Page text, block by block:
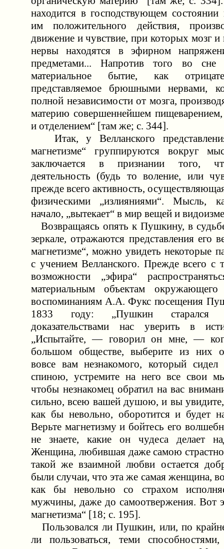
находится в господствующем состоянии
им положительного действия,
движение и чувствие, при которых мозг и
нервы находятся в эфирном
предметами... Напротив того во сне
материальное бытие, как
представляемое брюшными нервами,
полной независимости от мозга,
материю совершеннейшем пищеварением,
и отделением“ [там же; c. 344].
Итак, у Велланского
магнетизме“ группируются вокруг
заключается в признании того,
деятельность (будь то воление, или
прежде всего активность,
физическими „излияниями“. Мысль,
начало, „вытекает“ в мир вещей и
Возвращаясь опять к Пушкину, в
зеркале, отражаются представления его
магнетизме“, можно увидеть некоторые
с учением Велланского. Прежде всего с
возможности „эфира“
материальным объектам
воспоминаниям А.А. Фукс посещения
1833 году: „Пушкин старался
доказательствами нас уверить в
„Испытайте, — говорил он мне, —
большом обществе, выберите из них
вовсе вам незнакомого, который
спиною, устремите на него все свои
чтобы незнакомец обратил на вас
сильно, всею вашей душою, и вы увидите,
как бы невольно, оборотится и будет
Верьте магнетизму и бойтесь его
не знаете, какие он чудеса делает
Женщина, любившая даже самою
такой же взаимной любви остается
были случаи, что эта же самая женщина,
как бы невольно со страхом
мужчины, даже до самоотвержения. Вот
магнетизма“ [18; c. 195].
Пользовался ли Пушкин, или, по
ли пользоваться, теми